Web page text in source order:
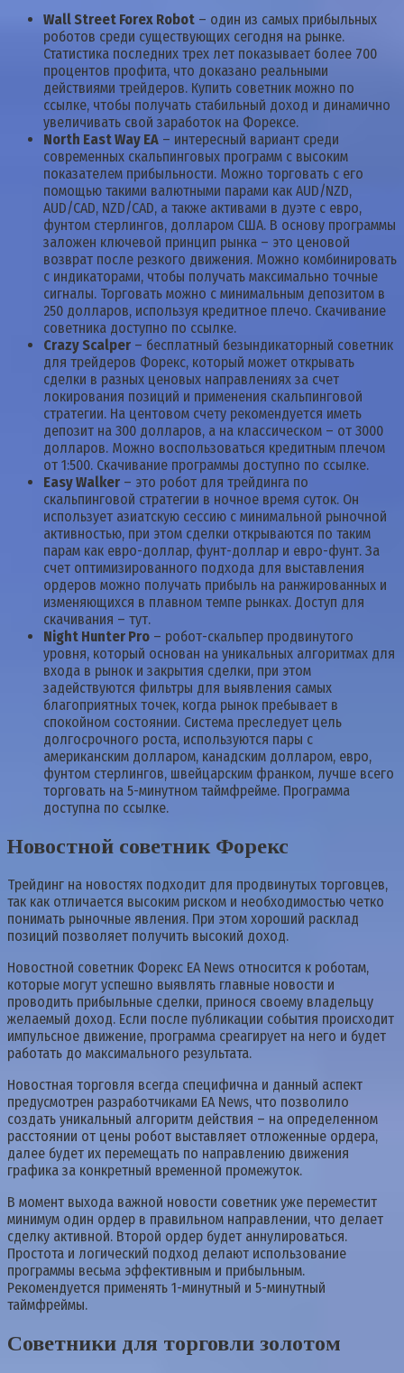
Wall Street Forex Robot – один из самых прибыльных
роботов среди существующих сегодня на рынке.
Статистика последних трех лет показывает более 700
процентов профита, что доказано реальными
действиями трейдеров. Купить советник можно по
ссылке, чтобы получать стабильный доход и динамично
увеличивать свой заработок на Форексе.
North East Way EA – интересный вариант среди
современных скальпинговых программ с высоким
показателем прибыльности. Можно торговать с его
помощью такими валютными парами как AUD/NZD,
AUD/CAD, NZD/CAD, а также активами в дуэте с евро,
фунтом стерлингов, долларом США. В основу программы
заложен ключевой принцип рынка – это ценовой
возврат после резкого движения. Можно комбинировать
с индикаторами, чтобы получать максимально точные
сигналы. Торговать можно с минимальным депозитом в
250 долларов, используя кредитное плечо. Скачивание
советника доступно по ссылке.
Crazy Scalper – бесплатный безындикаторный советник
для трейдеров Форекс, который может открывать
сделки в разных ценовых направлениях за счет
локирования позиций и применения скальпинговой
стратегии. На центовом счету рекомендуется иметь
депозит на 300 долларов, а на классическом – от 3000
долларов. Можно воспользоваться кредитным плечом
от 1:500. Скачивание программы доступно по ссылке.
Easy Walker – это робот для трейдинга по
скальпинговой стратегии в ночное время суток. Он
использует азиатскую сессию с минимальной рыночной
активностью, при этом сделки открываются по таким
парам как евро-доллар, фунт-доллар и евро-фунт. За
счет оптимизированного подхода для выставления
ордеров можно получать прибыль на ранжированных и
изменяющихся в плавном темпе рынках. Доступ для
скачивания – тут.
Night Hunter Pro – робот-скальпер продвинутого
уровня, который основан на уникальных алгоритмах для
входа в рынок и закрытия сделки, при этом
задействуются фильтры для выявления самых
благоприятных точек, когда рынок пребывает в
спокойном состоянии. Система преследует цель
долгосрочного роста, используются пары с
американским долларом, канадским долларом, евро,
фунтом стерлингов, швейцарским франком, лучше всего
торговать на 5-минутном таймфрейме. Программа
доступна по ссылке.
Новостной советник Форекс
Трейдинг на новостях подходит для продвинутых торговцев,
так как отличается высоким риском и необходимостью четко
понимать рыночные явления. При этом хороший расклад
позиций позволяет получить высокий доход.
Новостной советник Форекс EA News относится к роботам,
которые могут успешно выявлять главные новости и
проводить прибыльные сделки, принося своему владельцу
желаемый доход. Если после публикации события происходит
импульсное движение, программа среагирует на него и будет
работать до максимального результата.
Новостная торговля всегда специфична и данный аспект
предусмотрен разработчиками EA News, что позволило
создать уникальный алгоритм действия – на определенном
расстоянии от цены робот выставляет отложенные ордера,
далее будет их перемещать по направлению движения
графика за конкретный временной промежуток.
В момент выхода важной новости советник уже переместит
минимум один ордер в правильном направлении, что делает
сделку активной. Второй ордер будет аннулироваться.
Простота и логический подход делают использование
программы весьма эффективным и прибыльным.
Рекомендуется применять 1-минутный и 5-минутный
таймфреймы.
Советники для торговли золотом